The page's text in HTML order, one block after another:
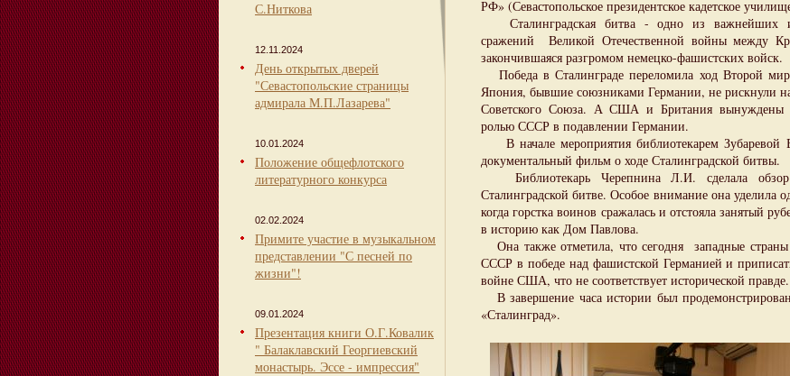
С.Ниткова
12.11.2024
День открытых дверей
"Севастопольские страницы
адмирала М.П.Лазарева"
10.01.2024
Положение общефлотского
литературного конкурса
02.02.2024
Примите участие в музыкальном
представлении "С песней по
жизни"!
09.01.2024
Презентация книги О.Г.Ковалик
" Балаклавский Георгиевский
монастырь. Эссе - импрессия"
РФ» (Севастопольское президентское кадетское
Сталинградская битва - одно из важнейших
сражений Великой Отечественной войны между
закончившаяся разгромом немецко-фашистских войск.
Победа в Сталинграде переломила ход Второй
Япония, бывшие союзниками Германии, не рискнули
Советского Союза. А США и Британия вынуждены
ролью СССР в подавлении Германии.
В начале мероприятия библиотекарем Зубаревой
документальный фильм о ходе Сталинградской битвы.
Библиотекарь Черепнина Л.И. сделала обзор
Сталинградской битве. Особое внимание она уделила
когда горстка воинов сражалась и отстояла занятый
в историю как Дом Павлова.
Она также отметила, что сегодня западные страны
СССР в победе над фашистской Германией и
войне США, что не соответствует исторической правде.
В завершение часа истории был
«Сталинград».